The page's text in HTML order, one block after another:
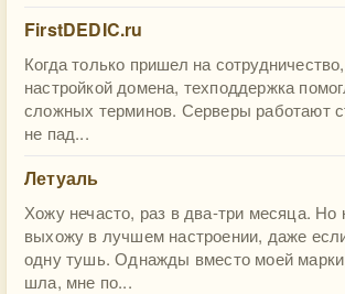
FirstDEDIC.ru
Когда только пришел на
настройкой домена, техподдержка
сложных терминов. Серверы работают
не пад...
Летуаль
Хожу нечасто, раз в два-три месяца. Но
выхожу в лучшем настроении, даже
одну тушь. Однажды вместо моей
шла, мне по...